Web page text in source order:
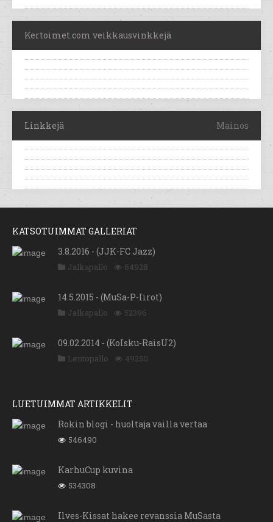
Kertoimet.com veikkausvinkkejä
Linkkejä Mainos
KATSOTUIMMAT GALLERIAT
3.8.2016 - (JJK-FC Jazz)
Jalkapallo 64928
14.5.2015 - (MuSa-P-Iirot)
Jalkapallo 52396
09.02.2014 - (KoIsku-RaisU2)
Lentopallo 49250
LUETUIMMAT ARTIKKELIT
Rokin blogi - huoltaja vailla vertaa
546490
KarhuCup kuvina
534308
Ilves-Kissat hakee revanssia MuSasta